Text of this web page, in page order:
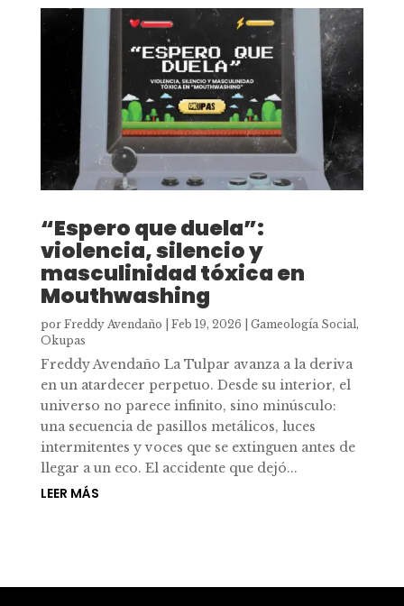
“Espero que duela”:
violencia, silencio y
masculinidad tóxica en
Mouthwashing
por Freddy Avendaño Feb 19, 2026 Gameología Social ,
Okupas
Freddy Avendaño La Tulpar avanza a la deriva
en un atardecer perpetuo. Desde su interior, el
universo no parece infinito, sino minúsculo:
una secuencia de pasillos metálicos, luces
intermitentes y voces que se extinguen antes de
llegar a un eco. El accidente que dejó...
LEER MÁS